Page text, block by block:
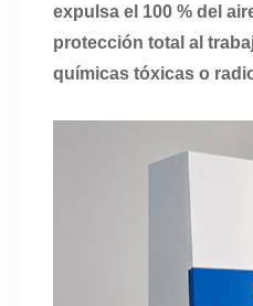
expulsa el 100 % del
protección total al
químicas tóxicas o